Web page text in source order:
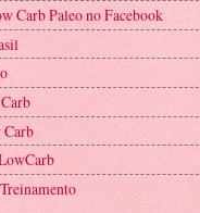
Carb Paleo no Facebook